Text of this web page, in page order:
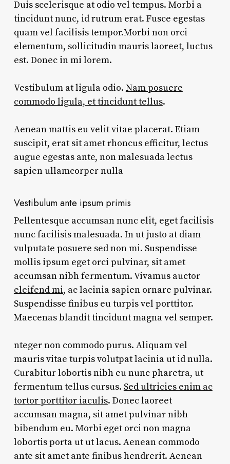
Duis scelerisque at odio vel tempus. Morbi a
tincidunt nunc, id rutrum erat. Fusce egestas
quam vel facilisis tempor.Morbi non orci
elementum, sollicitudin mauris laoreet, luctus
est. Donec in mi lorem.
Vestibulum at ligula odio. Nam posuere
commodo ligula, et tincidunt tellus.
Aenean mattis eu velit vitae placerat. Etiam
suscipit, erat sit amet rhoncus efficitur, lectus
augue egestas ante, non malesuada lectus
sapien ullamcorper nulla
Vestibulum ante ipsum primis
Pellentesque accumsan nunc elit, eget facilisis
nunc facilisis malesuada. In ut justo at diam
vulputate posuere sed non mi. Suspendisse
mollis ipsum eget orci pulvinar, sit amet
accumsan nibh fermentum. Vivamus auctor
eleifend mi, ac lacinia sapien ornare pulvinar.
Suspendisse finibus eu turpis vel porttitor.
Maecenas blandit tincidunt magna vel semper.
nteger non commodo purus. Aliquam vel
mauris vitae turpis volutpat lacinia ut id nulla.
Curabitur lobortis nibh eu nunc pharetra, ut
fermentum tellus cursus. Sed ultricies enim ac
tortor porttitor iaculis. Donec laoreet
accumsan magna, sit amet pulvinar nibh
bibendum eu. Morbi eget orci non magna
lobortis porta ut ut lacus. Aenean commodo
ante sit amet ante finibus hendrerit. Aenean